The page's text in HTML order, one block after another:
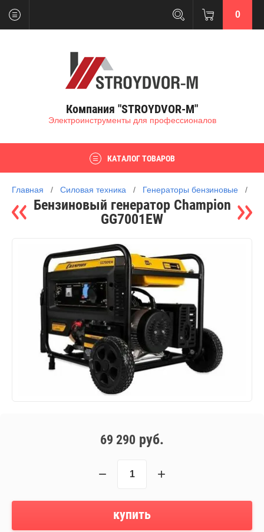
0
Компания "STROYDVOR-M"
Электроинструменты для профессионалов
КАТАЛОГ ТОВАРОВ
Главная
   /
Силовая техника
   /
Генераторы бензиновые
Бензиновый генератор Champion
GG7001EW
69 290 руб.
− +
купить